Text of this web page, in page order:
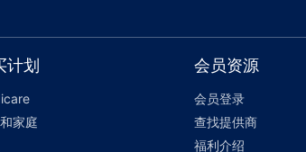
计划
家庭
会员资源
会员登录
查找提供商
福利介绍